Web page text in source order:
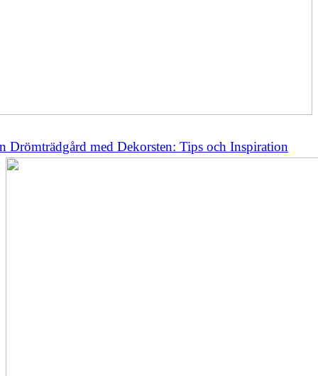
Drömträdgård med Dekorsten: Tips och Inspiration